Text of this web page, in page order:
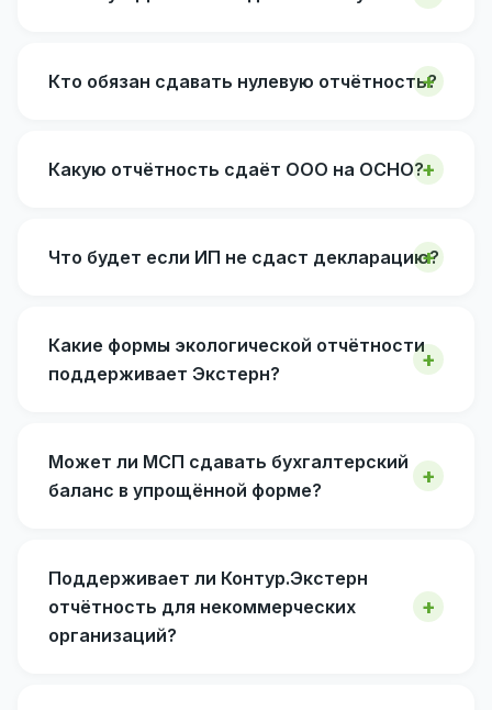
Кто обязан сдавать нулевую отчётность?
Какую отчётность сдаёт ООО на ОСНО?
Что будет если ИП не сдаст декларацию?
Какие формы экологической отчётности
поддерживает Экстерн?
Может ли МСП сдавать бухгалтерский
баланс в упрощённой форме?
Поддерживает ли Контур.Экстерн
отчётность для некоммерческих
организаций?